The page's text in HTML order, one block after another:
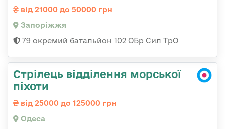
від 21000 до 50000 грн
Запоріжжя
79 окремий батальйон 102 ОБр Сил ТрО
Стрілець відділення морської
піхоти
від 25000 до 125000 грн
Одеса